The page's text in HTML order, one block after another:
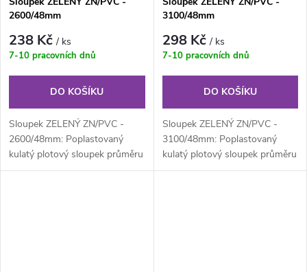
2600/48mm
238 Kč/ ks
7-10 pracovních dnů
DO KOŠÍKU
Sloupek ZELENÝ ZN/PVC -
2600/48mm: Poplastovaný
kulatý plotový sloupek průměru
48 mm, výška 260 cm.
3100/48mm
298 Kč/ ks
7-10 pracovních dnů
DO KOŠÍKU
Sloupek ZELENÝ ZN/PVC -
3100/48mm: Poplastovaný
kulatý plotový sloupek průměru
48 mm, výška 310 cm.